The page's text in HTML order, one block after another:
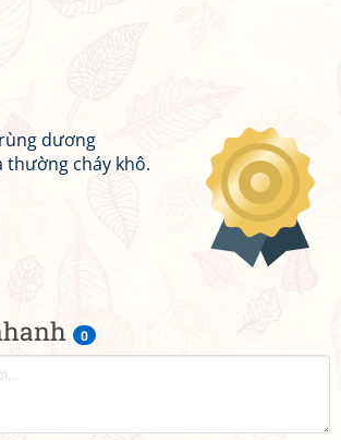
0
dương
thường cháy khô.